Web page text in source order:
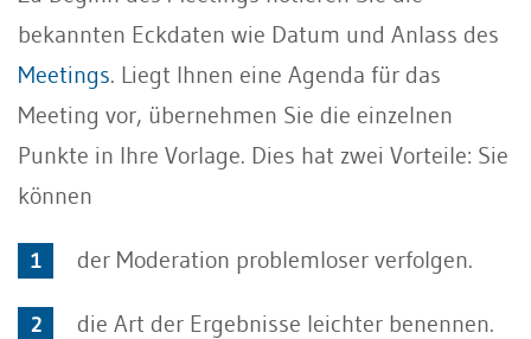
bekannten Eckdaten wie Datum und Anlass des
Meetings. Liegt Ihnen eine Agenda für das
Meeting vor, übernehmen Sie die einzelnen
Punkte in Ihre Vorlage. Dies hat zwei Vorteile: Sie
können
der Moderation problemloser verfolgen.
die Art der Ergebnisse leichter benennen.